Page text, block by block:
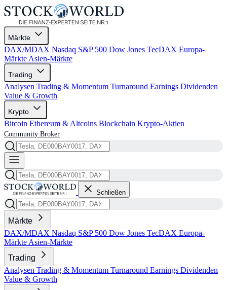
Märkte
DAX/MDAX Nasdaq S&P 500 Dow Jones TecDAX Europa-
Märkte Asien-Märkte
Trading
Analysen Trading & Momentum Turnaround Earnings Dividenden
Value & Growth
Krypto
Bitcoin Ethereum & Altcoins Blockchain Krypto-Aktien
Community Broker
Schließen
Märkte
DAX/MDAX Nasdaq S&P 500 Dow Jones TecDAX Europa-
Märkte Asien-Märkte
Trading
Analysen Trading & Momentum Turnaround Earnings Dividenden
Value & Growth